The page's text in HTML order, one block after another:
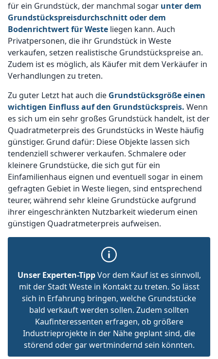
für ein Grundstück, der manchmal sogar unter dem
Grundstückspreisdurchschnitt oder dem
Bodenrichtwert für Weste liegen kann. Auch
Privatpersonen, die ihr Grundstück in Weste
verkaufen, setzen realistische Grundstückspreise an.
Zudem ist es möglich, als Käufer mit dem Verkäufer in
Verhandlungen zu treten.
Zu guter Letzt hat auch die Grundstücksgröße einen
wichtigen Einfluss auf den Grundstückspreis. Wenn
es sich um ein sehr großes Grundstück handelt, ist der
Quadratmeterpreis des Grundstücks in Weste häufig
günstiger. Grund dafür: Diese Objekte lassen sich
tendenziell schwerer verkaufen. Schmalere oder
kleinere Grundstücke, die sich gut für ein
Einfamilienhaus eignen und eventuell sogar in einem
gefragten Gebiet in Weste liegen, sind entsprechend
teurer, während sehr kleine Grundstücke aufgrund
ihrer eingeschränkten Nutzbarkeit wiederum einen
günstigen Quadratmeterpreis aufweisen.
Unser Experten-TippVor dem Kauf ist es sinnvoll,
mit der Stadt Weste in Kontakt zu treten. So lässt
sich in Erfahrung bringen, welche Grundstücke
bald verkauft werden sollen. Zudem sollten
Kaufinteressenten erfragen, ob größere
Industrieprojekte in der Nähe geplant sind, die
störend oder gar wertmindernd sein könnten.